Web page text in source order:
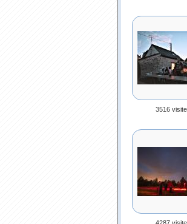
3516